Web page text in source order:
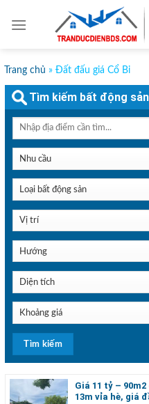
Trang chủ » Đất đấu giá Cổ Bi
Giá 11 tỷ –
13m vỉa hè, giá
Tìm kiếm bất động sản